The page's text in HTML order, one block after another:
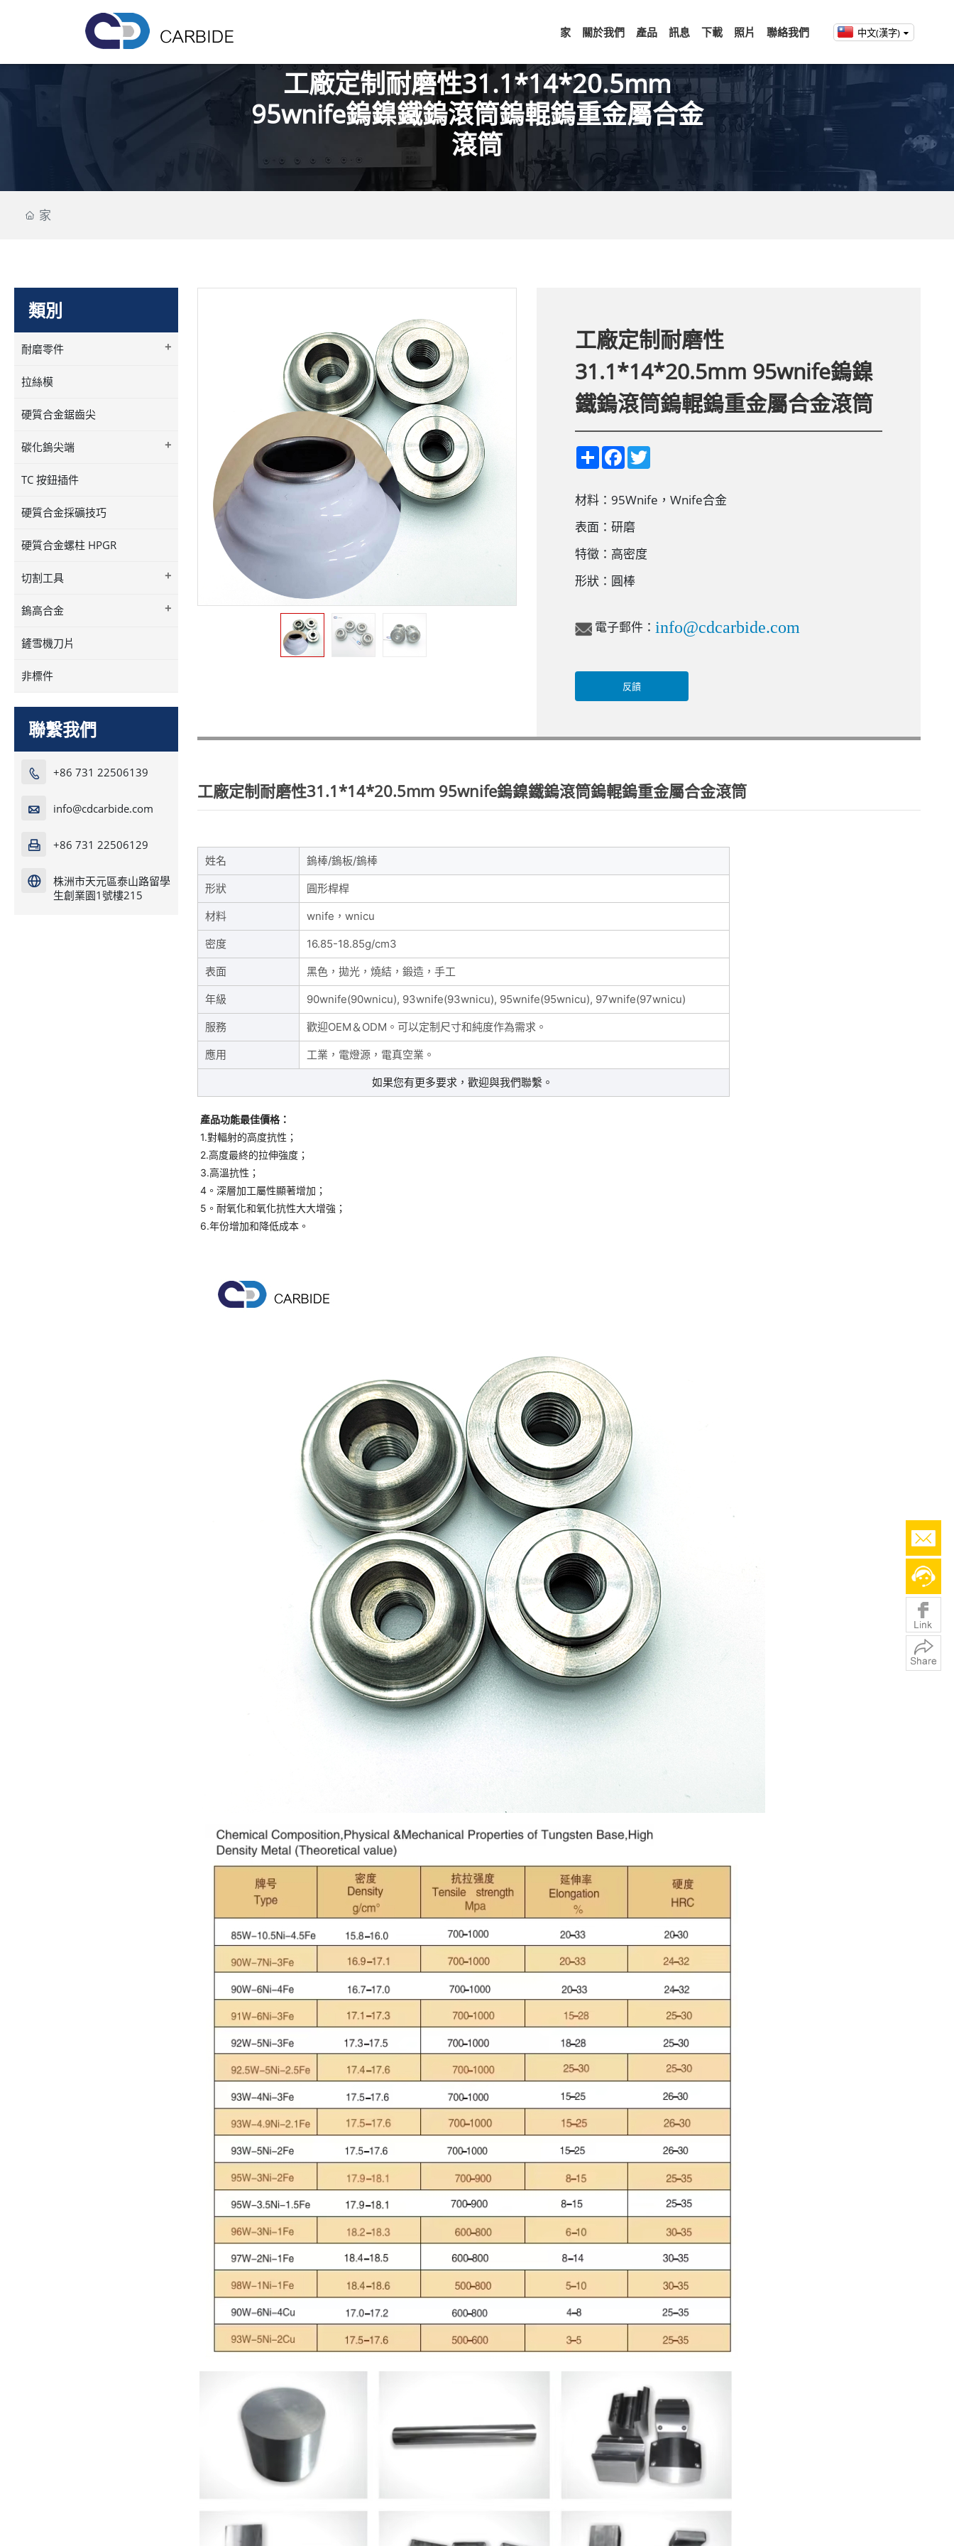
家 關於我們 產品 訊息 下載 照片 聯絡我們 中文(漢字)
工廠定制耐磨性31.1*14*20.5mm
95wnife鎢鎳鐵鎢滾筒鎢輥鎢重金屬合金
滾筒
家
類別
+
耐磨零件
拉絲模
硬質合金鋸齒尖
+
碳化鎢尖端
TC 按鈕插件
硬質合金採礦技巧
硬質合金螺柱 HPGR
+
切割工具
+
鎢高合金
鏟雪機刀片
非標件
聯繫我們
 +86 731 22506139
 info@cdcarbide.com
 +86 731 22506129

株洲市天元區泰山路留學
生創業園1號樓215
工廠定制耐磨性
31.1*14*20.5mm 95wnife鎢鎳
鐵鎢滾筒鎢輥鎢重金屬合金滾筒
S
h
e
F
a
b
o
o
k
T
w
t
e
材料：95Wnife，Wnife合金
表面：研磨
特徵：高密度
形狀：圓棒
電子郵件： info@cdcarbide.com
反饋
工廠定制耐磨性31.1*14*20.5mm 95wnife鎢鎳鐵鎢滾筒鎢輥鎢重金屬合金滾筒
姓名 鎢棒/鎢板/鎢棒
形狀 圓形桿桿
材料 wnife，wnicu
密度 16.85-18.85g/cm3
表面 黑色，拋光，燒結，鍛造，手工
年級 90wnife(90wnicu), 93wnife(93wnicu), 95wnife(95wnicu), 97wnife(97wnicu)
服務 歡迎OEM＆ODM。可以定制尺寸和純度作為需求。
應用 工業，電燈源，電真空業。
如果您有更多要求，歡迎與我們聯繫。
產品功能最佳價格：
1.對輻射的高度抗性；
2.高度最終的拉伸強度；
3.高溫抗性；
4。深層加工屬性顯著增加；
5。耐氧化和氧化抗性大大增強；
6.年份增加和降低成本。